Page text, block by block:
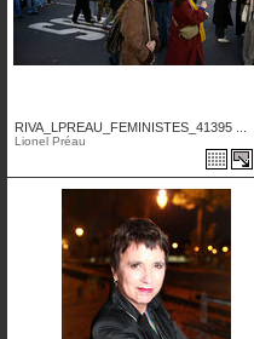
RIVA_LPREAU_FEMINISTES_41395 ...
Lionel Préau